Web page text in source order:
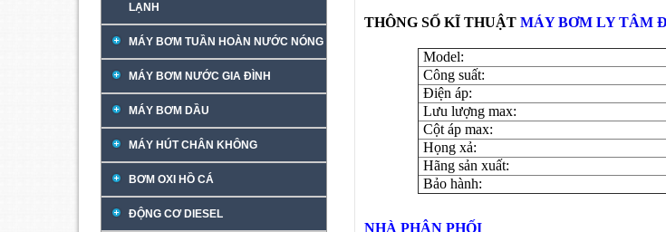
LẠNH
MÁY BƠM TUẦN HOÀN NƯỚC NÓNG
MÁY BƠM NƯỚC GIA ĐÌNH
MÁY BƠM DẦU
MÁY HÚT CHÂN KHÔNG
BƠM OXI HỒ CÁ
ĐỘNG CƠ DIESEL
THÔNG SỐ KĨ THUẬT MÁY BƠM LY TÂM
Model:
Công suất:
Điện áp:
Lưu lượng max:
Cột áp max:
Họng xả:
Hãng sản xuất:
Bảo hành:
NHÀ PHÂN PHỐI